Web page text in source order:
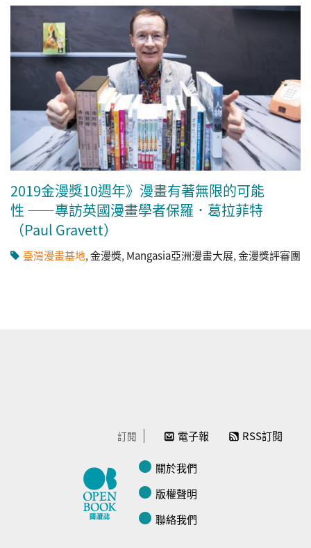
2019金漫獎10週年》漫畫有著無限的可能
性 ——專訪英國漫畫學者保羅．葛拉菲特
（Paul Gravett）
臺灣漫畫基地,金漫獎, Mangasia亞洲漫畫大展,金漫獎評審團
訂閱 電子報 RSS訂閱
關於我們
版權聲明
聯絡我們